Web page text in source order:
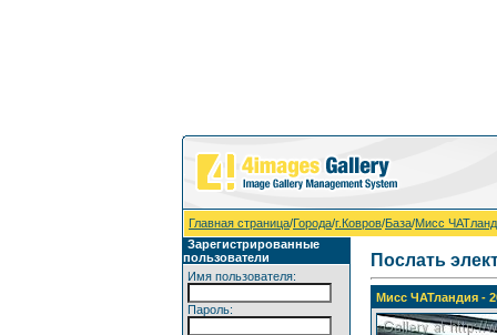
Главная страница/Города/г.Ковров/База/Мисс
Зарегистрированные
пользователи
Имя пользователя:
Пароль:
Послать
Мисс ЧАТландия -